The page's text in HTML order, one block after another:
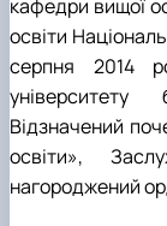
кафедри вищої
освіти
серпня 2014
університету
Відзначений
освіти»,
нагороджений